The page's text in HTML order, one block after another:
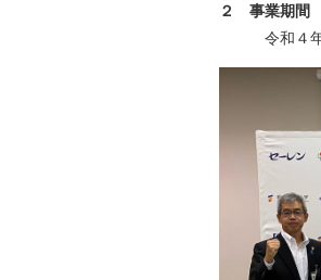
２ 事業期間
令和４年